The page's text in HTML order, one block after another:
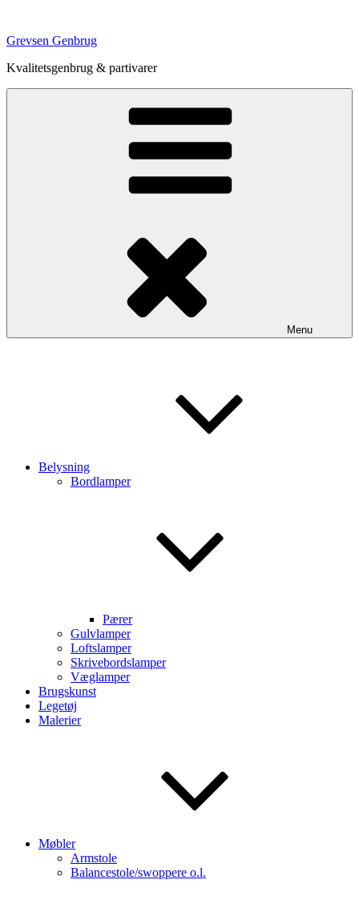
indhold
Grevsen Genbrug
Kvalitetsgenbrug & partivarer
Menu
Belysning
Bordlamper
Pærer
Gulvlamper
Loftslamper
Skrivebordslamper
Væglamper
Brugskunst
Legetøj
Malerier
Møbler
Armstole
Balancestole/swoppere o.l.